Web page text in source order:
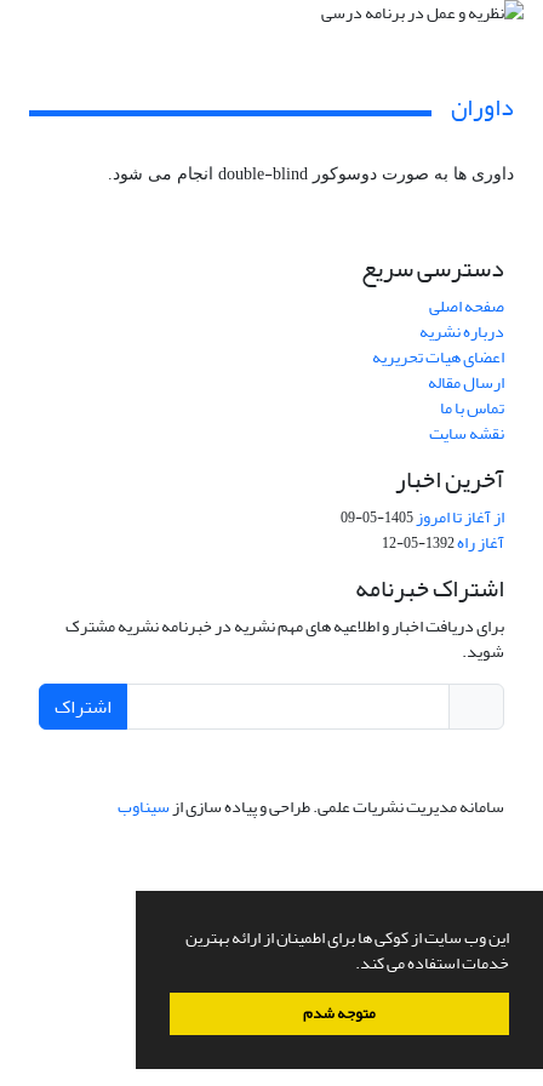
این وب سایت از کوکی ها برای اطمینان از ارائه بهترین
خدمات استفاده می کند.
متوجه شدم
داوران
داوری ها به صورت دوسوکور double-blind انجام می شود.
دسترسی سریع
صفحه اصلی
درباره نشریه
اعضای هیات تحریریه
ارسال مقاله
تماس با ما
نقشه سایت
آخرین اخبار
از آغاز تا امروز1405-05-09
آغاز راه1392-05-12
اشتراک خبرنامه
برای دریافت اخبار و اطلاعیه های مهم نشریه در خبرنامه نشریه مشترک
شوید.
اشتراک
سامانه مدیریت نشریات علمی.طراحی و پیاده سازی ازسیناوب